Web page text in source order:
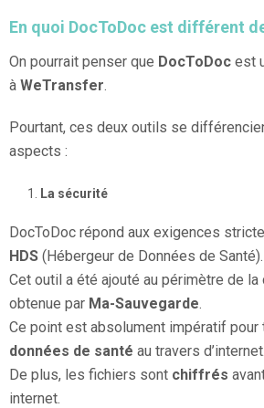
En quoi DocToDoc est différent
On pourrait penser que DocToDoc est
à WeTransfer.
Pourtant, ces deux outils se
aspects :
La sécurité
DocToDoc répond aux exigences
HDS (Hébergeur de Données de Santé).
Cet outil a été ajouté au périmètre de
obtenue par Ma-Sauvegarde.
Ce point est absolument impératif pour
données de santé au travers d’internet.
De plus, les fichiers sont chiffrés
internet.